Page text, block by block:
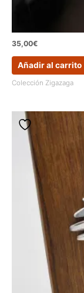
35,00€
Añadir al carrito
Colección Zigazaga